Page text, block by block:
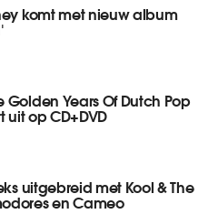
komt met nieuw album
Golden Years Of Dutch Pop
uit op CD+DVD
uitgebreid met Kool & The
en Cameo